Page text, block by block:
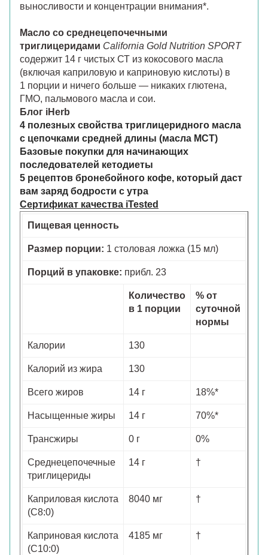
выносливости и концентрации внимания*.
Масло со среднецепочечными
триглицеридами California Gold Nutrition SPORT
содержит 14 г чистых СТ из кокосового масла
(включая каприловую и каприновую кислоты) в
1 порции и ничего больше — никаких глютена,
ГМО, пальмового масла и сои.
Блог iHerb
4 полезных свойства триглицеридного масла
с цепочками средней длины (масла MCT)
Базовые покупки для начинающих
последователей кетодиеты
5 рецептов бронебойного кофе, который даст
вам заряд бодрости с утра
Сертификат качества iTested
Пищевая ценность
Размер порции: 1 столовая ложка (15 мл)
Порций в упаковке: прибл. 23
Количество
в 1 порции
% от
суточной
нормы
Калории 130
Калорий из жира 130
Всего жиров 14 г 18%*
Насыщенные жиры 14 г 70%*
Трансжиры 0 г 0%
Среднецепочечные
триглицериды
14 г †
Каприловая кислота
(C8:0)
8040 мг †
Каприновая кислота
(C10:0)
4185 мг †